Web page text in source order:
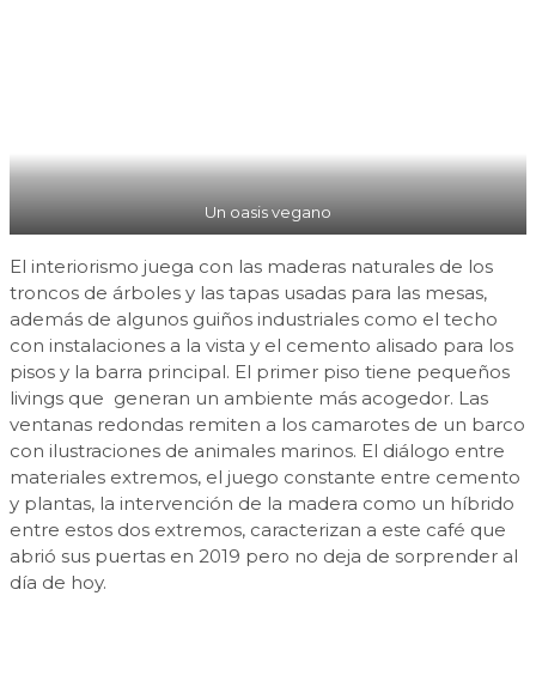
Un oasis vegano
El interiorismo juega con las maderas naturales de los
troncos de árboles y las tapas usadas para las mesas,
además de algunos guiños industriales como el techo
con instalaciones a la vista y el cemento alisado para los
pisos y la barra principal. El primer piso tiene pequeños
livings que generan un ambiente más acogedor. Las
ventanas redondas remiten a los camarotes de un barco
con ilustraciones de animales marinos. El diálogo entre
materiales extremos, el juego constante entre cemento
y plantas, la intervención de la madera como un híbrido
entre estos dos extremos, caracterizan a este café que
abrió sus puertas en 2019 pero no deja de sorprender al
día de hoy.